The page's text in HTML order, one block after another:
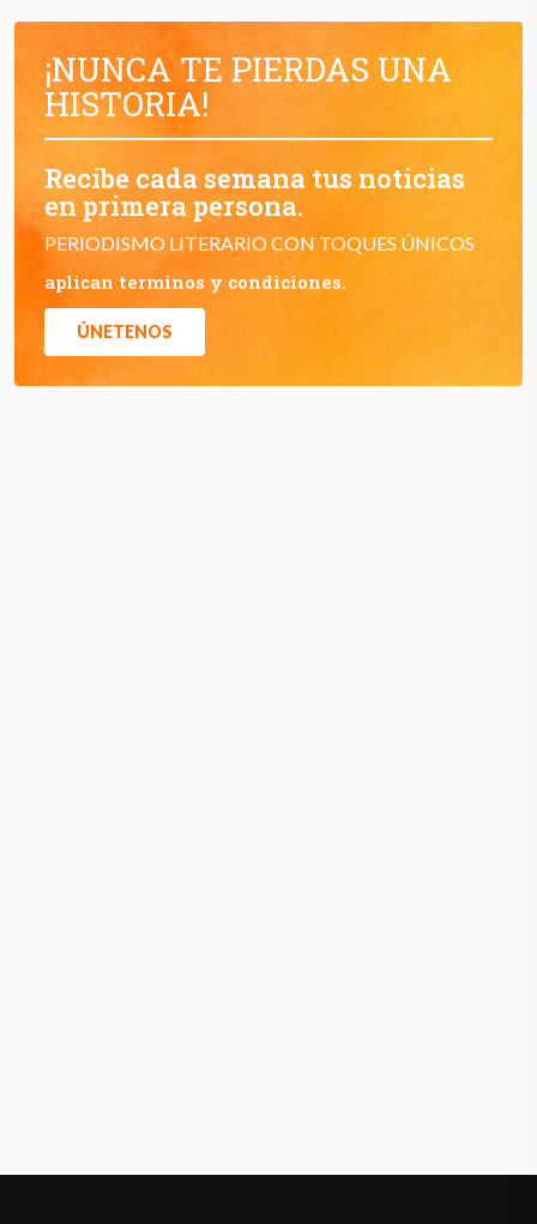
¡NUNCA TE PIERDAS UNA
HISTORIA!
Recibe cada semana tus noticias
en primera persona.
PERIODISMO LITERARIO CON TOQUES ÚNICOS
aplican terminos y condiciones.
ÚNETENOS